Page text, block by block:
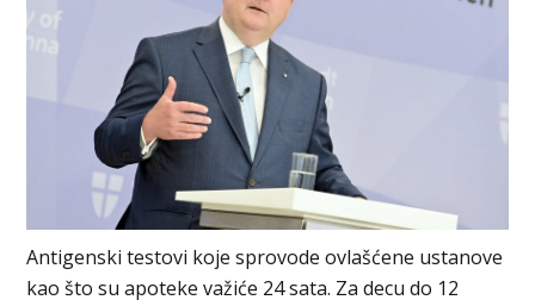
Antigenski testovi koje sprovode ovlašćene ustanove
kao što su apoteke važiće 24 sata. Za decu do 12